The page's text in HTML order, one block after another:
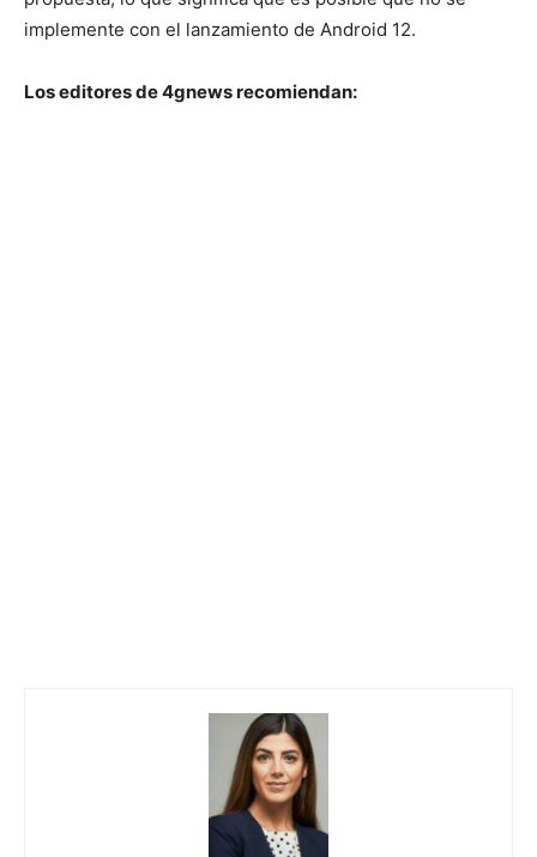
implemente con el lanzamiento de Android 12.
Los editores de 4gnews recomiendan: